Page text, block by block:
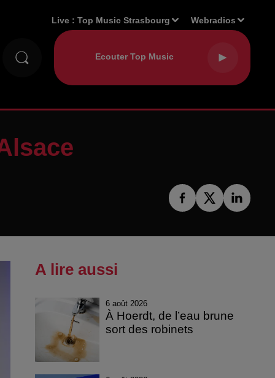
Live :Top Music Strasbourg Webradios
A lire aussi
6 août 2026
À Hoerdt, de l’eau brune
sort des robinets